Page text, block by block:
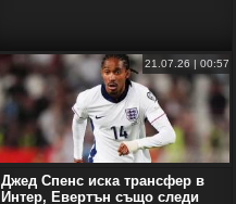
21.07.26 | 00:57
Джед Спенс иска трансфер в
Интер, Евертън също следи